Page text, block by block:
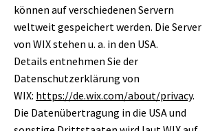
können auf verschiedenen Servern
weltweit gespeichert werden. Die Server
von WIX stehen u. a. in den USA.
Details entnehmen Sie der
Datenschutzerklärung von
WIX: https://de.wix.com/about/privacy.
Die Datenübertragung in die USA und